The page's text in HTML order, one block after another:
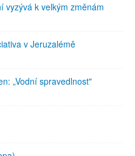
vyzývá k velkým změnám
v Jeruzalémě
„Vodní spravedlnost"